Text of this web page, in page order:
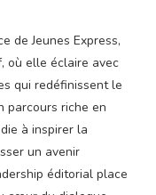
de Jeunes Express,
où elle éclaire avec
qui redéfinissent le
parcours riche en
à inspirer la
un avenir
éditorial place